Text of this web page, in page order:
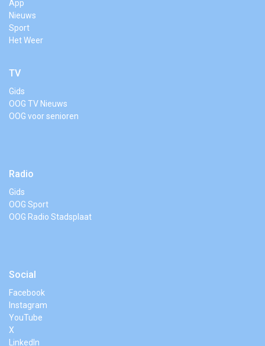
App
Nieuws
Sport
Het Weer
TV
Gids
OOG TV Nieuws
OOG voor senioren
Radio
Gids
OOG Sport
OOG Radio Stadsplaat
Social
Facebook
Instagram
YouTube
X
LinkedIn